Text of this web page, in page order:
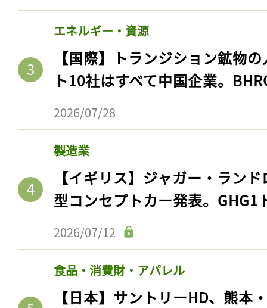
エネルギー・資源
【国際】トランジション鉱物
ト10社はすべて中国企業。
2026/07/28
製造業
【イギリス】ジャガー・ラン
型コンセプトカー発表。GHG1
2026/07/12
食品・消費財・アパレル
【日本】サントリーHD、熊本
記事をお気に入りに
ログインが必